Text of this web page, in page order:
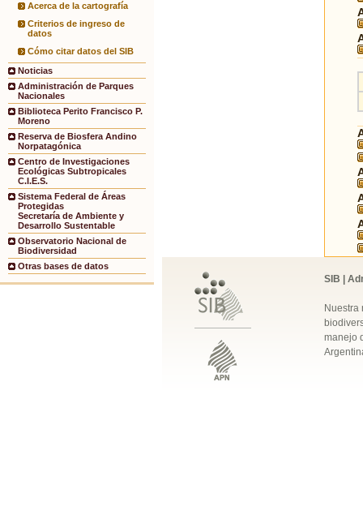
Acerca de la cartografía
Criterios de ingreso de
datos
Cómo citar datos del SIB
Noticias
Administración de Parques
Nacionales
Biblioteca Perito Francisco P.
Moreno
Reserva de Biosfera Andino
Norpatagónica
Centro de Investigaciones
Ecológicas Subtropicales
C.I.E.S.
Sistema Federal de Áreas
Protegidas
Secretaría de Ambiente y
Desarrollo Sustentable
Observatorio Nacional de
Biodiversidad
Otras bases de datos
SIB |
Nuestra
manejo